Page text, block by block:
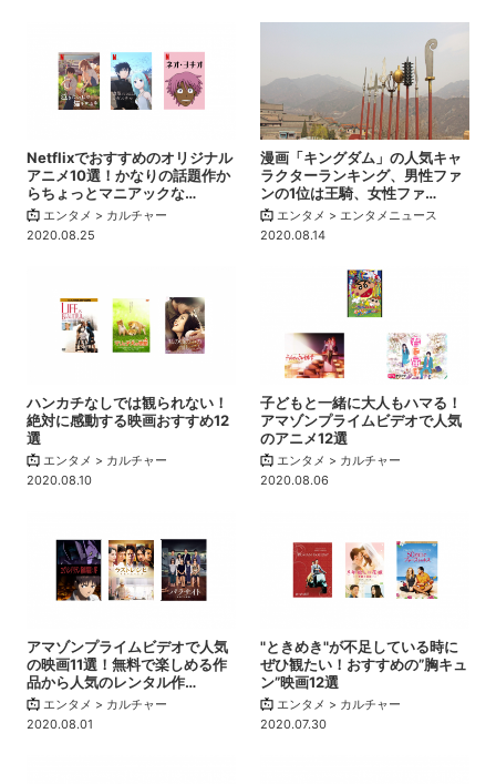
Netflixでおすすめのオリジナル
アニメ10選！かなりの話題作か
らちょっとマニアックな…
エンタメ > カルチャー
2020.08.25
漫画「キングダム」の人気キャ
ラクターランキング、男性ファ
ンの1位は王騎、女性ファ…
エンタメ > エンタメニュース
2020.08.14
ハンカチなしでは観られない！
絶対に感動する映画おすすめ12
選
エンタメ > カルチャー
2020.08.10
子どもと一緒に大人もハマる！
アマゾンプライムビデオで人気
のアニメ12選
エンタメ > カルチャー
2020.08.06
アマゾンプライムビデオで人気
の映画11選！無料で楽しめる作
品から人気のレンタル作…
エンタメ > カルチャー
2020.08.01
"ときめき"が不足している時に
ぜひ観たい！おすすめの”胸キュ
ン”映画12選
エンタメ > カルチャー
2020.07.30